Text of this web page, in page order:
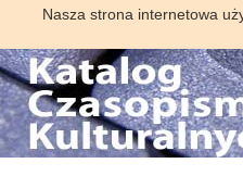
Nasza strona internetowa